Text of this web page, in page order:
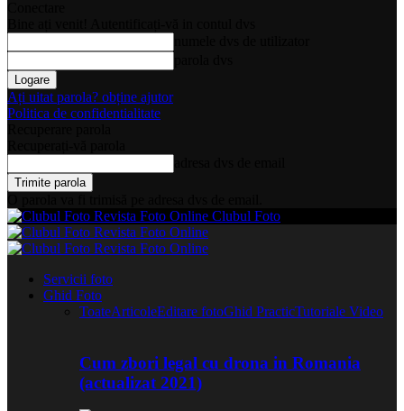
Ați uitat parola? obține ajutor
Politica de confidentialitate
Clubul Foto
Servicii foto
Ghid Foto
ToateArticoleEditare fotoGhid PracticTutoriale Video
Cum zbori legal cu drona in Romania
(actualizat 2021)